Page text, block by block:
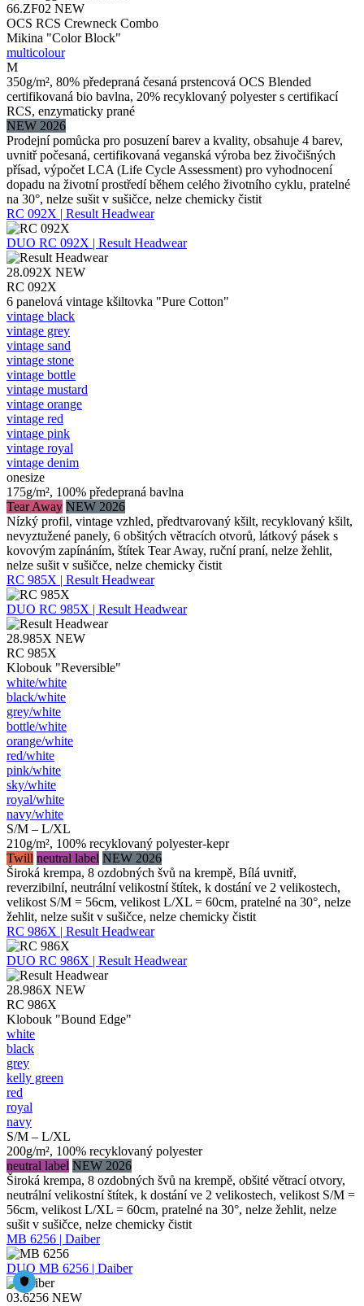
66.ZF02 NEW
OCS RCS Crewneck Combo
Mikina "Color Block"
multicolour
M
350g/m², 80% předepraná česaná prstencová OCS Blended
certifikovaná bio bavlna, 20% recyklovaný polyester s certifikací
RCS, enzymaticky prané
NEW 2026
Prodejní pomůcka pro posuzení barev a kvality, obsahuje 4 barev,
uvnitř počesaná, certifikovaná veganská výroba bez živočišných
přísad, výpočet LCA (Life Cycle Assessment) pro vyhodnocení
dopadu na životní prostředí během celého životního cyklu, pratelné
na 30°, nelze sušit v sušičce, nelze chemicky čistit
RC 092X | Result Headwear
DUO RC 092X | Result Headwear
28.092X NEW
RC 092X
6 panelová vintage kšiltovka "Pure Cotton"
vintage black
vintage grey
vintage sand
vintage stone
vintage bottle
vintage mustard
vintage orange
vintage red
vintage pink
vintage royal
vintage denim
onesize
175g/m², 100% předepraná bavlna
Tear Away NEW 2026
Nízký profil, vintage vzhled, předtvarovaný kšilt, recyklovaný kšilt,
nevyztužené panely, 6 obšitých větracích otvorů, látkový pásek s
kovovým zapínáním, štítek Tear Away, ruční praní, nelze žehlit,
nelze sušit v sušičce, nelze chemicky čistit
RC 985X | Result Headwear
DUO RC 985X | Result Headwear
28.985X NEW
RC 985X
Klobouk "Reversible"
white/​white
black/​white
grey/​white
bottle/​white
orange/​white
red/​white
pink/​white
sky/​white
royal/​white
navy/​white
S/M – L/XL
210g/m², 100% recyklovaný polyester-kepr
Twill neutral label NEW 2026
Široká krempa, 8 ozdobných švů na krempě, Bílá uvnitř,
reverzibilní, neutrální velikostní štítek, k dostání ve 2 velikostech,
velikost S/M = 56cm, velikost L/XL = 60cm, pratelné na 30°, nelze
žehlit, nelze sušit v sušičce, nelze chemicky čistit
RC 986X | Result Headwear
DUO RC 986X | Result Headwear
28.986X NEW
RC 986X
Klobouk "Bound Edge"
white
black
grey
kelly green
red
royal
navy
S/M – L/XL
200g/m², 100% recyklovaný polyester
neutral label NEW 2026
Široká krempa, 8 ozdobných švů na krempě, obšité větrací otvory,
neutrální velikostní štítek, k dostání ve 2 velikostech, velikost S/M =
56cm, velikost L/XL = 60cm, pratelné na 30°, nelze žehlit, nelze
sušit v sušičce, nelze chemicky čistit
MB 6256 | Daiber
DUO MB 6256 | Daiber
03.6256 NEW